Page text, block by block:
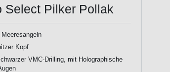
Select Pilker Pollak
Kopf
VMC-Drilling, mit Holographische